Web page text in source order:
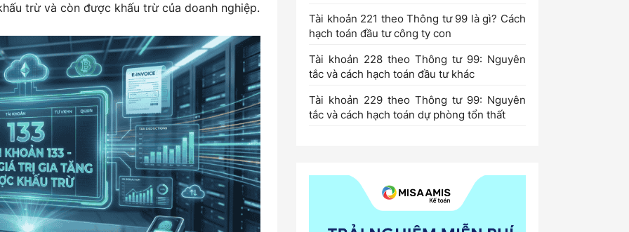
133 theo thông tư 99/2025/TT-BTC
trừ và còn được khấu trừ của doanh nghiệp.
Tài khoản 221 theo Thông tư 99 là gì? Cách
hạch toán đầu tư công ty con
Tài khoản 228 theo Thông tư 99: Nguyên
tắc và cách hạch toán đầu tư khác
Tài khoản 229 theo Thông tư 99: Nguyên
tắc và cách hạch toán dự phòng tổn thất